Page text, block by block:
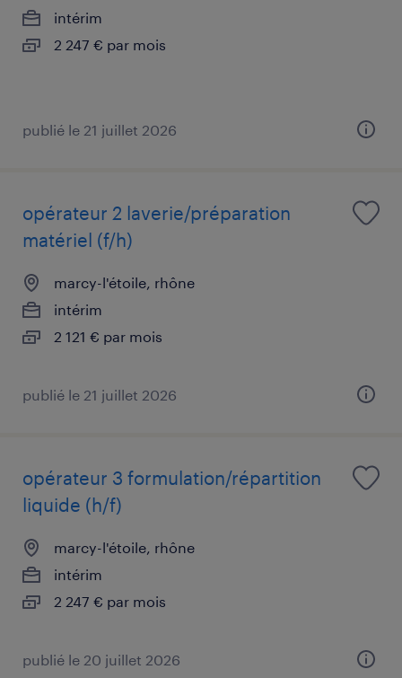
intérim
2 247 € par mois
publié le 21 juillet 2026
opérateur 2 laverie/préparation
matériel (f/h)
marcy-l'étoile, rhône
intérim
2 121 € par mois
publié le 21 juillet 2026
opérateur 3 formulation/répartition
liquide (h/f)
marcy-l'étoile, rhône
intérim
2 247 € par mois
publié le 20 juillet 2026